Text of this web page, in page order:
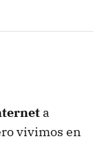
a
vivimos en